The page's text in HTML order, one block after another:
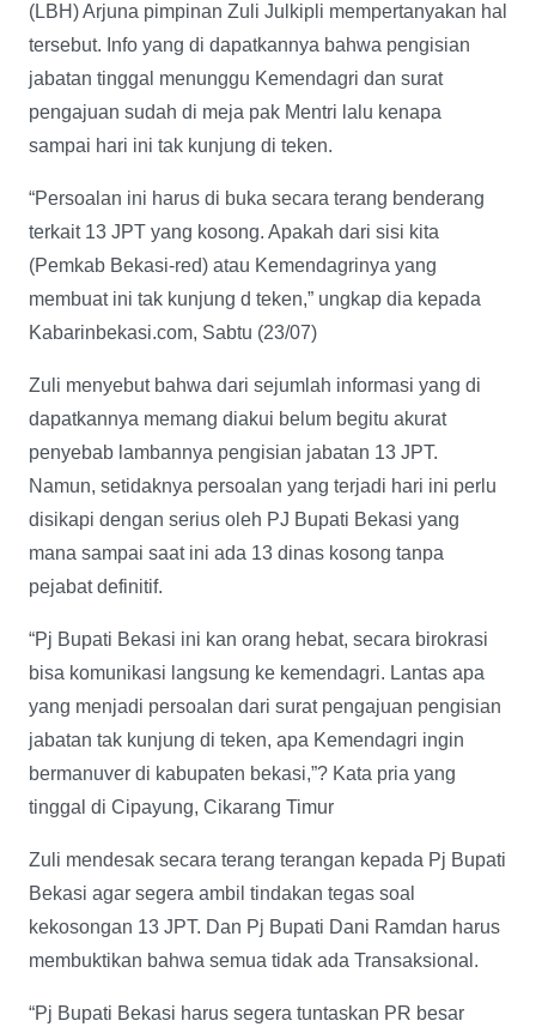
(LBH) Arjuna pimpinan Zuli Julkipli mempertanyakan hal
tersebut. Info yang di dapatkannya bahwa pengisian
jabatan tinggal menunggu Kemendagri dan surat
pengajuan sudah di meja pak Mentri lalu kenapa
sampai hari ini tak kunjung di teken.
“Persoalan ini harus di buka secara terang benderang
terkait 13 JPT yang kosong. Apakah dari sisi kita
(Pemkab Bekasi-red) atau Kemendagrinya yang
membuat ini tak kunjung d teken,” ungkap dia kepada
Kabarinbekasi.com, Sabtu (23/07)
Zuli menyebut bahwa dari sejumlah informasi yang di
dapatkannya memang diakui belum begitu akurat
penyebab lambannya pengisian jabatan 13 JPT.
Namun, setidaknya persoalan yang terjadi hari ini perlu
disikapi dengan serius oleh PJ Bupati Bekasi yang
mana sampai saat ini ada 13 dinas kosong tanpa
pejabat definitif.
“Pj Bupati Bekasi ini kan orang hebat, secara birokrasi
bisa komunikasi langsung ke kemendagri. Lantas apa
yang menjadi persoalan dari surat pengajuan pengisian
jabatan tak kunjung di teken, apa Kemendagri ingin
bermanuver di kabupaten bekasi,”? Kata pria yang
tinggal di Cipayung, Cikarang Timur
Zuli mendesak secara terang terangan kepada Pj Bupati
Bekasi agar segera ambil tindakan tegas soal
kekosongan 13 JPT. Dan Pj Bupati Dani Ramdan harus
membuktikan bahwa semua tidak ada Transaksional.
“Pj Bupati Bekasi harus segera tuntaskan PR besar